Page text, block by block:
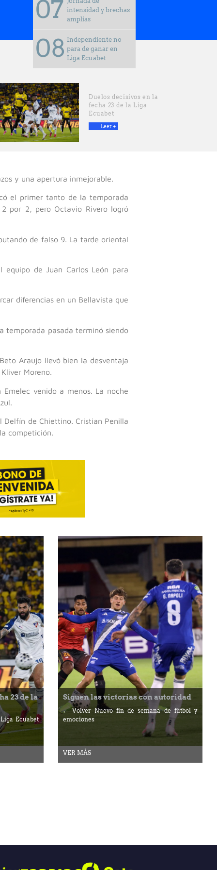
intensidad y brechas
amplias
Independiente no
para de ganar en
Liga Ecuabet
Duelos decisivos en la
fecha 23 de la Liga
Ecuabet
Leer +
y una apertura inmejorable.
el primer tanto de la temporada
por 2, pero Octavio Rivero logró
de falso 9. La tarde oriental
equipo de Juan Carlos León para
diferencias en un Bellavista que
temporada pasada terminó siendo
Araujo llevó bien la desventaja
Moreno.
venido a menos. La noche
Delfín de Chiettino. Cristian Penilla
competición.
23 de la
Ecuabet
Siguen las victorias con autoridad
← Volver Nuevo fin de semana de fútbol y
emociones
VER MÁS